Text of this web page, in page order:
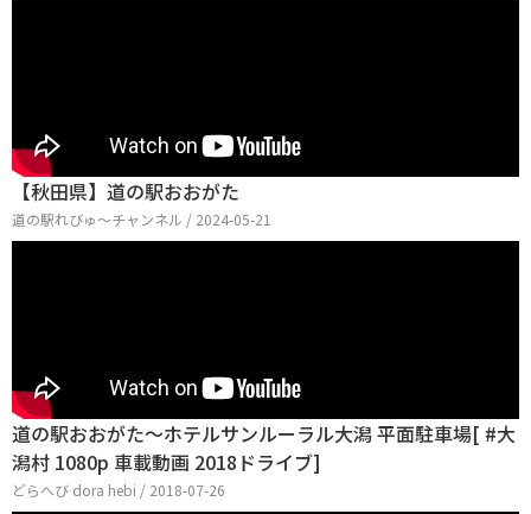
【秋田県】道の駅おおがた
道の駅れびゅ〜チャンネル / 2024-05-21
道の駅おおがた～ホテルサンルーラル大潟 平面駐車場[ #大
潟村 1080p 車載動画 2018ドライブ]
どらへび dora hebi / 2018-07-26